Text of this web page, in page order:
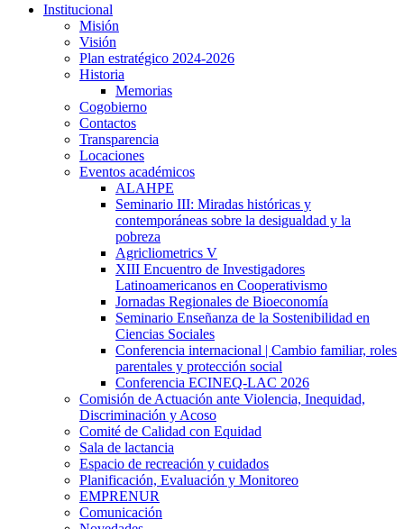
Institucional
Misión
Visión
Plan estratégico 2024-2026
Historia
Memorias
Cogobierno
Contactos
Transparencia
Locaciones
Eventos académicos
ALAHPE
Seminario III: Miradas históricas y
contemporáneas sobre la desigualdad y la
pobreza
Agricliometrics V
XIII Encuentro de Investigadores
Latinoamericanos en Cooperativismo
Jornadas Regionales de Bioeconomía
Seminario Enseñanza de la Sostenibilidad en
Ciencias Sociales
Conferencia internacional | Cambio familiar, roles
parentales y protección social
Conferencia ECINEQ-LAC 2026
Comisión de Actuación ante Violencia, Inequidad,
Discriminación y Acoso
Comité de Calidad con Equidad
Sala de lactancia
Espacio de recreación y cuidados
Planificación, Evaluación y Monitoreo
EMPRENUR
Comunicación